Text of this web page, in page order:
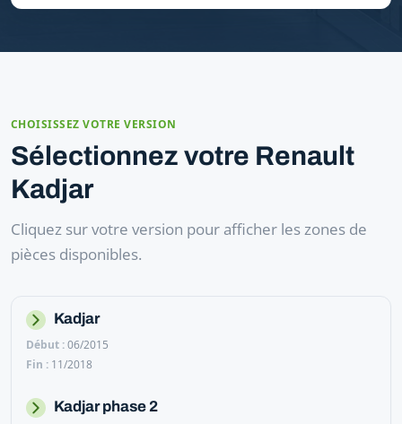
CHOISISSEZ VOTRE VERSION
Sélectionnez votre Renault
Kadjar
Cliquez sur votre version pour afficher les zones de
pièces disponibles.
Kadjar
06/2015
11/2018
Kadjar phase 2